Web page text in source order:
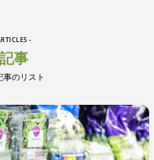
-
事
事のリスト